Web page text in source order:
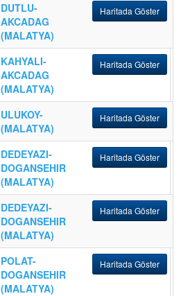
DUTLU-
AKCADAG
(MALATYA)
Haritada Göster
KAHYALI-
AKCADAG
(MALATYA)
Haritada Göster
ULUKOY-
(MALATYA)
Haritada Göster
DEDEYAZI-
DOGANSEHIR
(MALATYA)
Haritada Göster
DEDEYAZI-
DOGANSEHIR
(MALATYA)
Haritada Göster
POLAT-
DOGANSEHIR
(MALATYA)
Haritada Göster